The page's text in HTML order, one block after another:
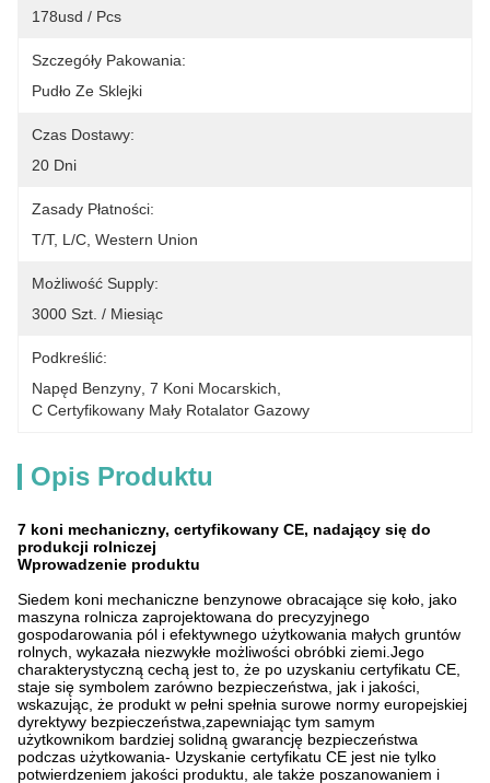
178usd / Pcs
Szczegóły Pakowania:
Pudło Ze Sklejki
Czas Dostawy:
20 Dni
Zasady Płatności:
T/T, L/C, Western Union
Możliwość Supply:
3000 Szt. / Miesiąc
Podkreślić:
Napęd Benzyny 7 Koni Mocarskich
C Certyfikowany Mały Rotalator Gazowy
Opis Produktu
7 koni mechaniczny, certyfikowany CE, nadający się do
produkcji rolniczej
Wprowadzenie produktu
Siedem koni mechaniczne benzynowe obracające się koło, jako
maszyna rolnicza zaprojektowana do precyzyjnego
gospodarowania pól i efektywnego użytkowania małych gruntów
rolnych, wykazała niezwykłe możliwości obróbki ziemi.Jego
charakterystyczną cechą jest to, że po uzyskaniu certyfikatu CE,
staje się symbolem zarówno bezpieczeństwa, jak i jakości,
wskazując, że produkt w pełni spełnia surowe normy europejskiej
dyrektywy bezpieczeństwa,zapewniając tym samym
użytkownikom bardziej solidną gwarancję bezpieczeństwa
podczas użytkowania- Uzyskanie certyfikatu CE jest nie tylko
potwierdzeniem jakości produktu, ale także poszanowaniem i